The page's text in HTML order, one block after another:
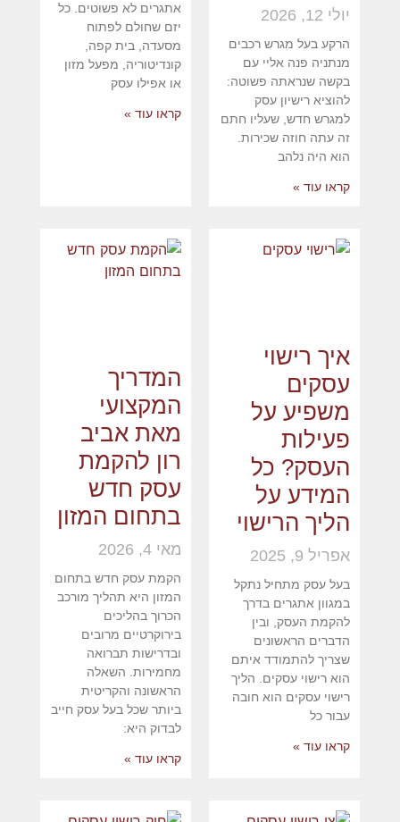
יולי 12, 2026
הרקע בעל מגרש רכבים
מנתניה פנה אליי עם
בקשה שנראתה פשוטה:
להוציא רישיון עסק
למגרש חדש, שעליו חתם
זה עתה חוזה שכירות.
הוא היה נלהב
קראו עוד »
אתגרים לא פשוטים. כל
יזם שחולם לפתוח
מסעדה, בית קפה,
קונדיטוריה, מפעל מזון
או אפילו עסק
קראו עוד »
איך רישוי
עסקים
משפיע על
פעילות
העסק? כל
המידע על
הליך הרישוי
אפריל 9, 2025
בעל עסק מתחיל נתקל
במגוון אתגרים בדרך
להקמת העסק, ובין
הדברים הראשונים
שצריך להתמודד איתם
הוא רישוי עסקים. הליך
רישוי עסקים הוא חובה
עבור כל
קראו עוד »
המדריך
המקצועי
מאת אביב
רון להקמת
עסק חדש
בתחום המזון
מאי 4, 2026
הקמת עסק חדש בתחום
המזון היא תהליך מורכב
הכרוך בהליכים
בירוקרטיים מרובים
ובדרישות תברואה
מחמירות. השאלה
הראשונה והקריטית
ביותר שכל בעל עסק חייב
לבדוק היא:
קראו עוד »